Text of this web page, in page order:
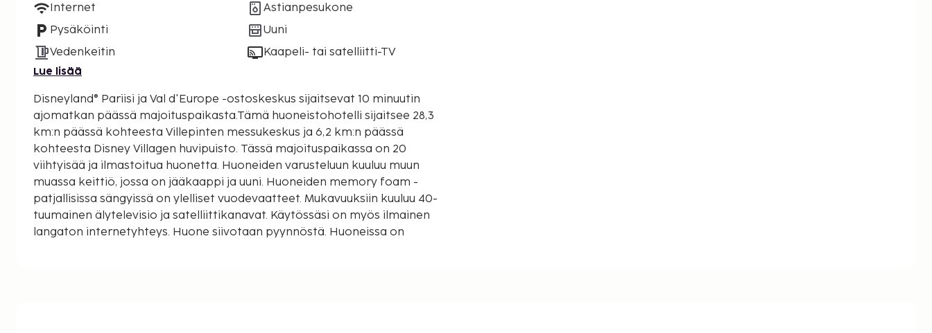
Internet
Pysäköinti
Vedenkeitin
Astianpesukone
Uuni
Kaapeli- tai satelliitti-TV
Lue lisää
Disneyland® Pariisi ja Val d'Europe -ostoskeskus sijaitsevat 10 minuutin
ajomatkan päässä majoituspaikasta.Tämä huoneistohotelli sijaitsee 28,3
km:n päässä kohteesta Villepinten messukeskus ja 6,2 km:n päässä
kohteesta Disney Villagen huvipuisto. Tässä majoituspaikassa on 20
viihtyisää ja ilmastoitua huonetta. Huoneiden varusteluun kuuluu muun
muassa keittiö, jossa on jääkaappi ja uuni. Huoneiden memory foam -
patjallisissa sängyissä on ylelliset vuodevaatteet. Mukavuuksiin kuuluu 40-
tuumainen älytelevisio ja satelliittikanavat. Käytössäsi on myös ilmainen
langaton internetyhteys. Huone siivotaan pyynnöstä. Huoneissa on